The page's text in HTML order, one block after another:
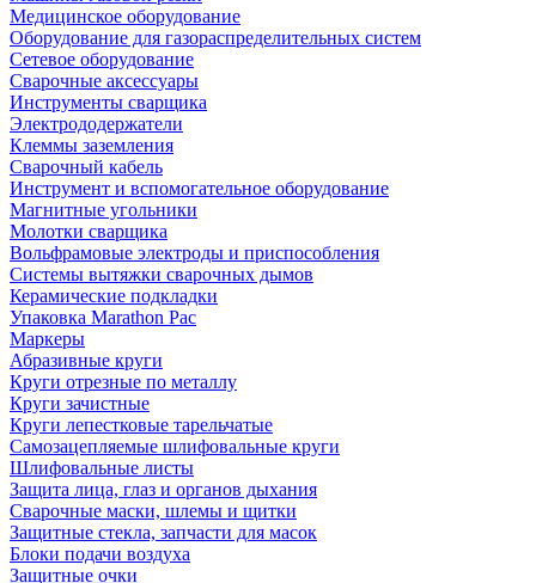
Медицинское оборудование
Оборудование для газораспределительных систем
Сетевое оборудование
Сварочные аксессуары
Инструменты сварщика
Электрододержатели
Клеммы заземления
Сварочный кабель
Инструмент и вспомогательное оборудование
Магнитные угольники
Молотки сварщика
Вольфрамовые электроды и приспособления
Системы вытяжки сварочных дымов
Керамические подкладки
Упаковка Marathon Pac
Маркеры
Абразивные круги
Круги отрезные по металлу
Круги зачистные
Круги лепестковые тарельчатые
Самозацепляемые шлифовальные круги
Шлифовальные листы
Защита лица, глаз и органов дыхания
Сварочные маски, шлемы и щитки
Защитные стекла, запчасти для масок
Блоки подачи воздуха
Защитные очки